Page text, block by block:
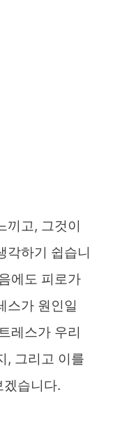
끼고, 그것이
각하기 쉽습니
에도 피로가
스가 원인일
레스가 우리
, 그리고 이를
습니다.